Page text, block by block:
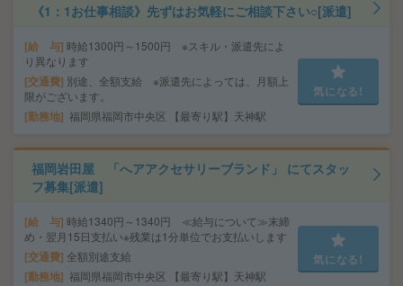
《1：1お仕事相談》先ずはお気軽にご相談下さい○[派遣]
給 与 時給1300円～1500円 ※スキル・派遣先によ
り異なります
交通費 別途、全額支給 ※派遣先によっては、月額上
限がございます。
勤務地 福岡県福岡市中央区 【最寄り駅】天神駅
気になる!
福岡岩田屋 「へアアクセサリーブランド」 にてスタッ
フ募集[派遣]
給 与 時給1340円～1340円 ≪給与について≫末締
め・翌月15日支払い※残業は1分単位でお支払いします
交通費 全額別途支給
勤務地 福岡県福岡市中央区 【最寄り駅】天神駅
気になる!